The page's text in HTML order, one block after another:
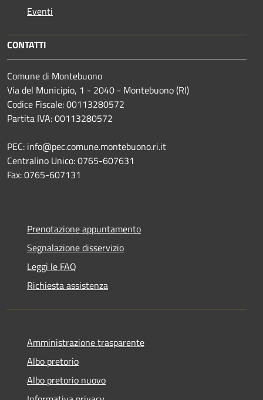
Eventi
CONTATTI
Comune di Montebuono
Via del Municipio, 1 - 2040 - Montebuono (RI)
Codice Fiscale: 00113280572
Partita IVA: 00113280572
PEC: info@pec.comune.montebuono.ri.it
Centralino Unico: 0765-607631
Fax: 0765-607131
Prenotazione appuntamento
Segnalazione disservizio
Leggi le FAQ
Richiesta assistenza
Amministrazione trasparente
Albo pretorio
Albo pretorio nuovo